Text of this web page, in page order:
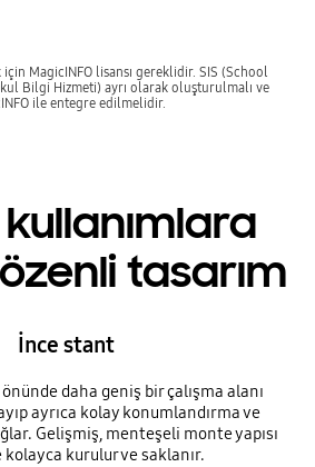
MagicINFO lisansı gereklidir. SIS (School
Bilgi Hizmeti) ayrı olarak oluşturulmalı ve
ile entegre edilmelidir.
tasarım
İnce stant
daha geniş bir çalışma alanı
ayrıca kolay konumlandırma ve
Gelişmiş, menteşeli monte yapısı
kurulur ve saklanır.